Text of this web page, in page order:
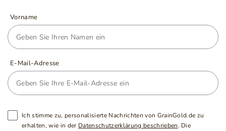
Vorname
E-Mail-Adresse
Ich stimme zu, personalisierte Nachrichten von GrainGold.de zu
erhalten, wie in der Datenschutzerklärung beschrieben. Die